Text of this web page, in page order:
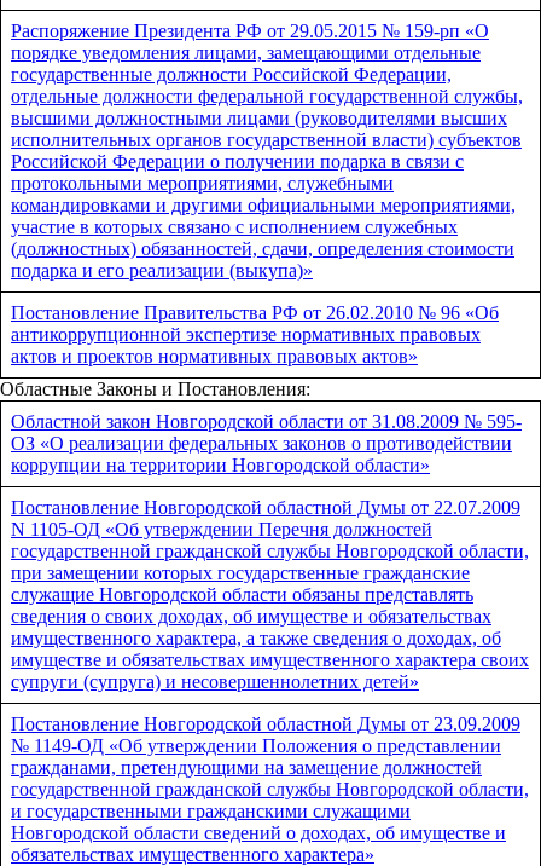
Распоряжение Президента РФ от 29.05.2015 № 159-рп «О
порядке уведомления лицами, замещающими отдельные
государственные должности Российской Федерации,
отдельные должности федеральной государственной службы,
высшими должностными лицами (руководителями высших
исполнительных органов государственной власти) субъектов
Российской Федерации о получении подарка в связи с
протокольными мероприятиями, служебными
командировками и другими официальными мероприятиями,
участие в которых связано с исполнением служебных
(должностных) обязанностей, сдачи, определения стоимости
подарка и его реализации (выкупа)»
Постановление Правительства РФ от 26.02.2010 № 96 «Об
антикоррупционной экспертизе нормативных правовых
актов и проектов нормативных правовых актов»
Областные Законы и Постановления:
Областной закон Новгородской области от 31.08.2009 № 595-
ОЗ «О реализации федеральных законов о противодействии
коррупции на территории Новгородской области»
Постановление Новгородской областной Думы от 22.07.2009
N 1105-ОД «Об утверждении Перечня должностей
государственной гражданской службы Новгородской области,
при замещении которых государственные гражданские
служащие Новгородской области обязаны представлять
сведения о своих доходах, об имуществе и обязательствах
имущественного характера, а также сведения о доходах, об
имуществе и обязательствах имущественного характера своих
супруги (супруга) и несовершеннолетних детей»
Постановление Новгородской областной Думы от 23.09.2009
№ 1149-ОД «Об утверждении Положения о представлении
гражданами, претендующими на замещение должностей
государственной гражданской службы Новгородской области,
и государственными гражданскими служащими
Новгородской области сведений о доходах, об имуществе и
обязательствах имущественного характера»